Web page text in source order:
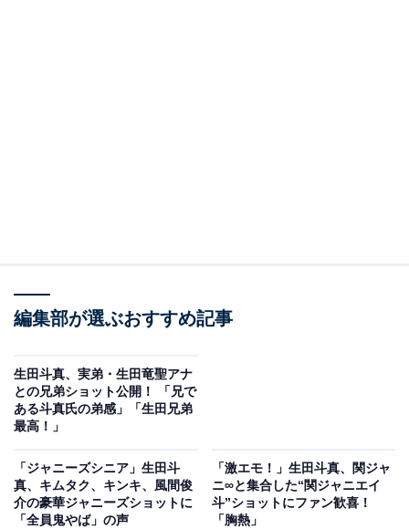
編集部が選ぶおすすめ記事
生田斗真、実弟・生田竜聖アナ
との兄弟ショット公開！ 「兄で
ある斗真氏の弟感」「生田兄弟
最高！」
「ジャニーズシニア」生田斗
真、キムタク、キンキ、風間俊
介の豪華ジャニーズショットに
「全員鬼やば」の声
「激エモ！」生田斗真、関ジャ
ニ∞と集合した“関ジャニエイ
斗”ショットにファン歓喜！
「胸熱」